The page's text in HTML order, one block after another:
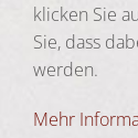
klicken Sie
Sie, dass
werden.
Mehr